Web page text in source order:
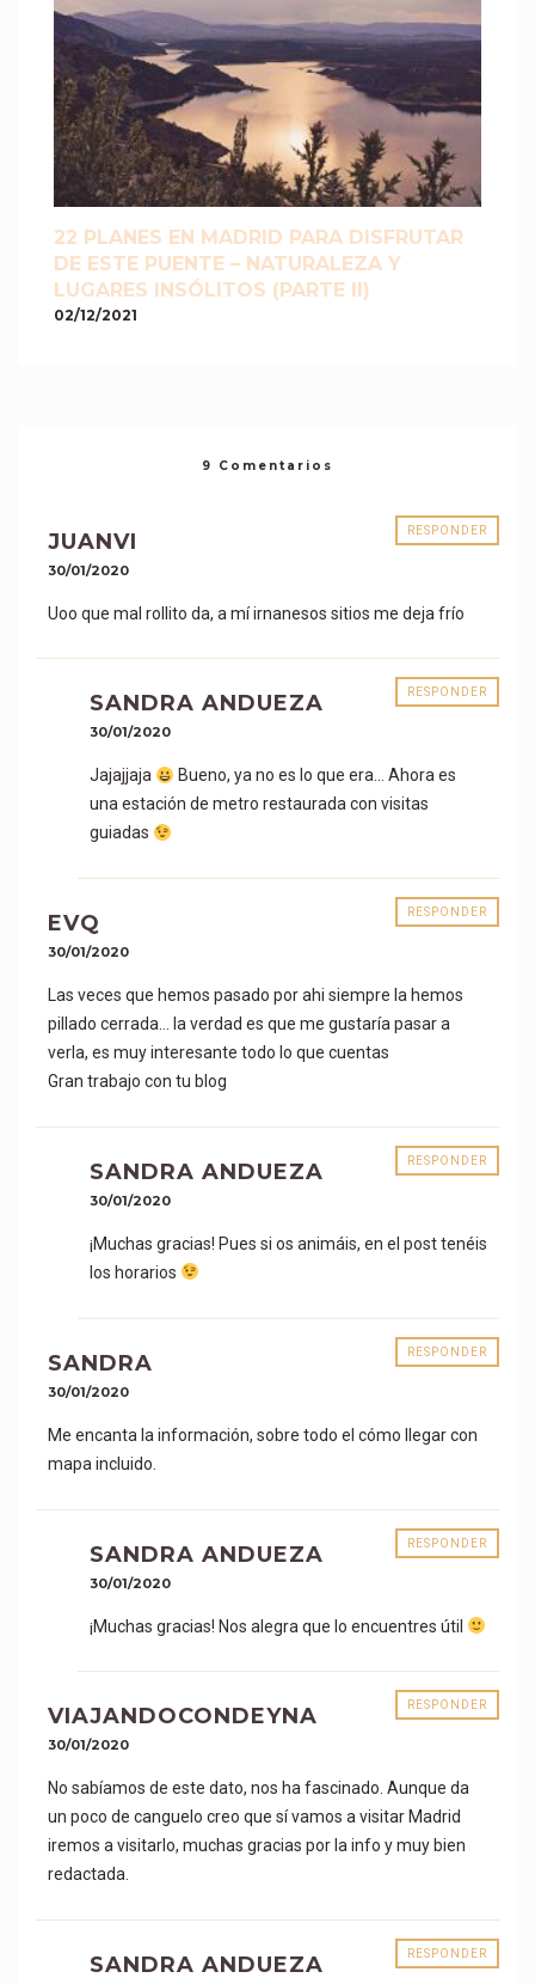
22 PLANES EN MADRID PARA DISFRUTAR
DE ESTE PUENTE – NATURALEZA Y
LUGARES INSÓLITOS (PARTE II)
02/12/2021
9 Comentarios
RESPONDER
JUANVI
30/01/2020
Uoo que mal rollito da, a mí irnanesos sitios me deja frío
RESPONDER
SANDRA ANDUEZA
30/01/2020
Jajajjaja
Bueno, ya no es lo que era… Ahora es
una estación de metro restaurada con visitas
guiadas
RESPONDER
EVQ
30/01/2020
Las veces que hemos pasado por ahi siempre la hemos
pillado cerrada… la verdad es que me gustaría pasar a
verla, es muy interesante todo lo que cuentas
Gran trabajo con tu blog
RESPONDER
SANDRA ANDUEZA
30/01/2020
¡Muchas gracias! Pues si os animáis, en el post tenéis
los horarios
RESPONDER
SANDRA
30/01/2020
Me encanta la información, sobre todo el cómo llegar con
mapa incluido.
RESPONDER
SANDRA ANDUEZA
30/01/2020
¡Muchas gracias! Nos alegra que lo encuentres útil
RESPONDER
VIAJANDOCONDEYNA
30/01/2020
No sabíamos de este dato, nos ha fascinado. Aunque da
un poco de canguelo creo que sí vamos a visitar Madrid
iremos a visitarlo, muchas gracias por la info y muy bien
redactada.
RESPONDER
SANDRA ANDUEZA